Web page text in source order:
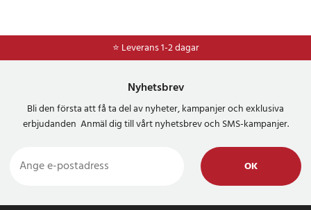
⭐ Leverans 1-2 dagar
⭐ 365 dagars öppet köp
Nyhetsbrev
Bli den första att få ta del av nyheter, kampanjer och exklusiva
erbjudanden Anmäl dig till vårt nyhetsbrev och SMS-kampanjer.
OK